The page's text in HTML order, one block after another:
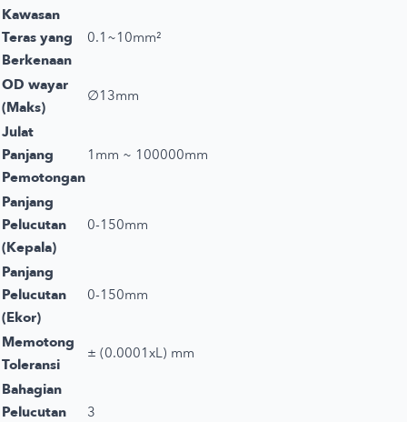
Kawasan
Teras yang
Berkenaan
0.1~10mm²
OD wayar
(Maks)
∅13mm
Julat
Panjang
Pemotongan
1mm ~ 100000mm
Panjang
Pelucutan
(Kepala)
0-150mm
Panjang
Pelucutan
(Ekor)
0-150mm
Memotong
Toleransi
± (0.0001xL) mm
Bahagian
Pelucutan
3